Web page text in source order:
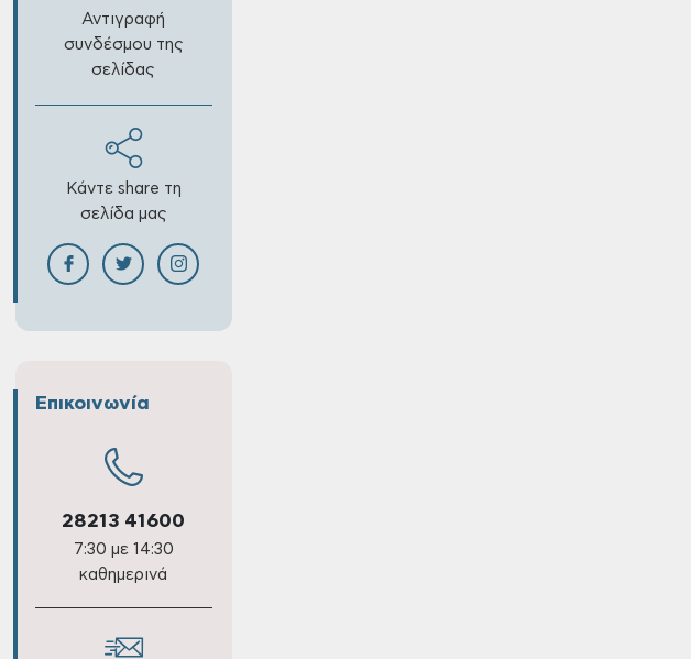
Αντιγραφή
συνδέσμου της
σελίδας
Κάντε share τη
σελίδα μας
Επικοινωνία
28213 41600
7:30 με 14:30
καθημερινά